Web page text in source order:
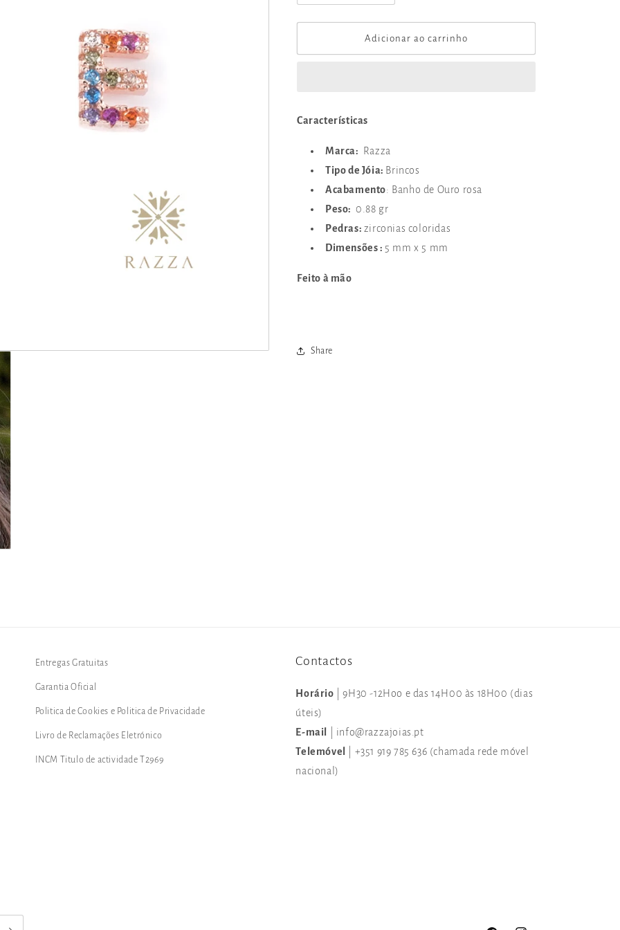
a
quantidade
BRI1002E
a
quantidade
de
BRI1002E
Adicionar ao carrinho
Características
Marca:
Razza
Tipo de Jóia: Brincos
Acabamento: Banho de Ouro rosa
Peso: 0.88 gr
Pedras: zirconias coloridas
Dimensões : 5 mm x 5 mm
Feito à mão
Share
Entregas Gratuitas
Garantia Oficial
Politica de Cookies e Politica de Privacidade
Livro de Reclamações Eletrónico
INCM Titulo de actividade T2969
Contactos
Horário | 9H30 -12Hoo e das 14H00 às 18H00 (dias
úteis)
E-mail
| info@razzajoias.pt
Telemóvel
| +351 919 785 636 (chamada rede móvel
nacional)